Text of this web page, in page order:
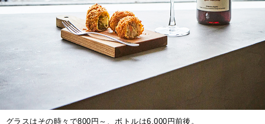
グラスはその時々で800円～、ボトルは6,000円前後。